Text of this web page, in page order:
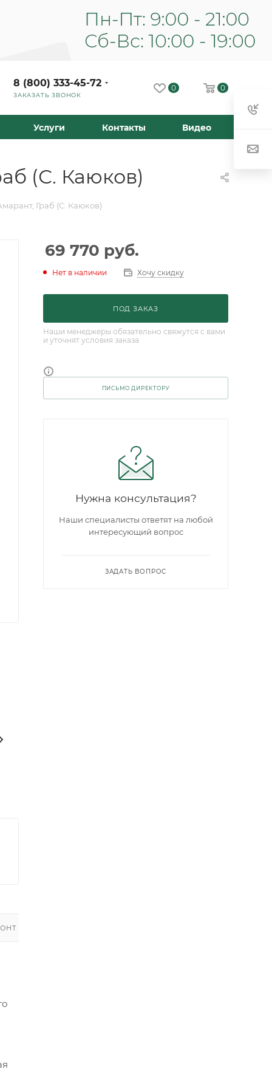
8 (800) 333-45-72
ЗАКАЗАТЬ ЗВОНОК
0 0
Услуги Контакты Видео
(С. Каюков)
Граб (С. Каюков)
69 770 руб.
Нет в наличии Хочу скидку
ПОД ЗАКАЗ
Наши менеджеры обязательно свяжутся с вами
и уточнят условия заказа
ПИСЬМО ДИРЕКТОРУ
Нужна консультация?
Наши специалисты ответят на любой
интересующий вопрос
ЗАДАТЬ ВОПРОС